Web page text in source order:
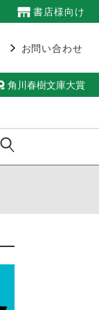
書店様向け
お問い合わせ
角川春樹文庫大賞